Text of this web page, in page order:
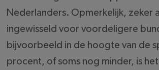
Nederlanders. Opmerkelijk, zeker
ingewisseld voor voordeligere
bijvoorbeeld in de hoogte van de
procent, of soms nog minder, is